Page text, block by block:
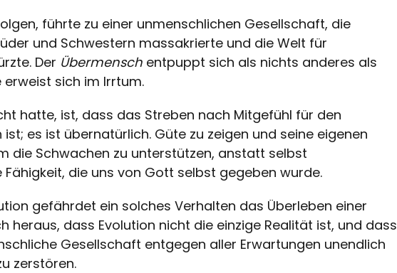
führte zu einer unmenschlichen Gesellschaft, die
und Schwestern massakrierte und die Welt für
Der Übermensch entpuppt sich als nichts anderes als
erweist sich im Irrtum.
hatte, ist, dass das Streben nach Mitgefühl für den
es ist übernatürlich. Güte zu zeigen und seine eigenen
die Schwachen zu unterstützen, anstatt selbst
die uns von Gott selbst gegeben wurde.
gefährdet ein solches Verhalten das Überleben einer
heraus, dass Evolution nicht die einzige Realität ist, und dass
Gesellschaft entgegen aller Erwartungen unendlich
zerstören.